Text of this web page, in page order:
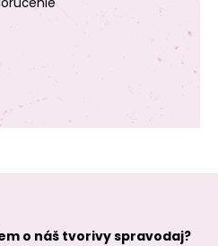
o náš tvorivy spravodaj?